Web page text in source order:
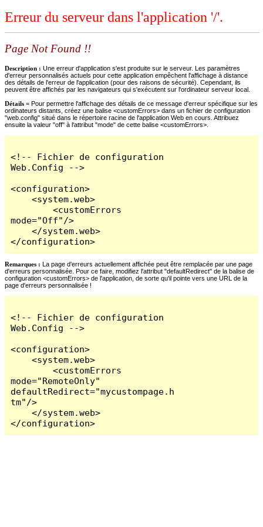
Erreur du serveur dans l'application '/'.
Page Not Found !!
Description : Une erreur d'application s'est produite sur le serveur. Les paramètres
d'erreur personnalisés actuels pour cette application empêchent l'affichage à distance
des détails de l'erreur de l'application (pour des raisons de sécurité). Cependant, ils
peuvent être affichés par les navigateurs qui s'exécutent sur l'ordinateur serveur local.
Détails = Pour permettre l'affichage des détails de ce message d'erreur spécifique sur les
ordinateurs distants, créez une balise <customErrors> dans un fichier de configuration
"web.config" situé dans le répertoire racine de l'application Web en cours. Attribuez
ensuite la valeur "off" à l'attribut "mode" de cette balise <customErrors>.
<!-- Fichier de configuration
Web.Config -->
<configuration>
    <system.web>
        <customErrors
mode="Off"/>
    </system.web>
</configuration>
Remarques : La page d'erreurs actuellement affichée peut être remplacée par une page
d'erreurs personnalisée. Pour ce faire, modifiez l'attribut "defaultRedirect" de la balise de
configuration <customErrors> de l'application, de sorte qu'il pointe vers une URL de la
page d'erreurs personnalisée !
<!-- Fichier de configuration
Web.Config -->
<configuration>
    <system.web>
        <customErrors
mode="RemoteOnly"
defaultRedirect="mycustompage.h
tm"/>
    </system.web>
</configuration>